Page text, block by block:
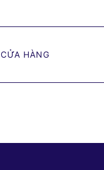
CỬA HÀNG